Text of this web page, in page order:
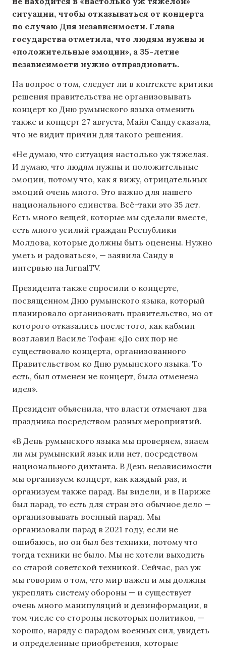
ситуации, чтобы отказываться от концерта
по случаю Дня независимости. Глава
государства отметила, что людям нужны и
«положительные эмоции», а 35-летие
независимости нужно отпраздновать.
На вопрос о том, следует ли в контексте критики
решения правительства не организовывать
концерт ко Дню румынского языка отменить
также и концерт 27 августа, Майя Санду сказала,
что не видит причин для такого решения.
«Не думаю, что ситуация настолько уж тяжелая.
И думаю, что людям нужны и положительные
эмоции, потому что, как я вижу, отрицательных
эмоций очень много. Это важно для нашего
национального единства. Всё-таки это 35 лет.
Есть много вещей, которые мы сделали вместе,
есть много усилий граждан Республики
Молдова, которые должны быть оценены. Нужно
уметь и радоваться», — заявила Санду в
интервью на JurnalTV.
Президента также спросили о концерте,
посвященном Дню румынского языка, который
планировало организовать правительство, но от
которого отказались после того, как кабмин
возглавил Василе Тофан: «До сих пор не
существовало концерта, организованного
Правительством ко Дню румынского языка. То
есть, был отменен не концерт, была отменена
идея».
Президент объяснила, что власти отмечают два
праздника посредством разных мероприятий.
«В День румынского языка мы проверяем, знаем
ли мы румынский язык или нет, посредством
национального диктанта. В День независимости
мы организуем концерт, как каждый раз, и
организуем также парад. Вы видели, и в Париже
был парад, то есть для стран это обычное дело —
организовывать военный парад. Мы
организовали парад в 2021 году, если не
ошибаюсь, но он был без техники, потому что
тогда техники не было. Мы не хотели выходить
со старой советской техникой. Сейчас, раз уж
мы говорим о том, что мир важен и мы должны
укреплять систему обороны — и существует
очень много манипуляций и дезинформации, в
том числе со стороны некоторых политиков, —
хорошо, наряду с парадом военных сил, увидеть
и определенные приобретения, которые